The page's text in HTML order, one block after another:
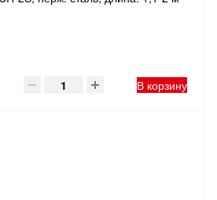
В корзину